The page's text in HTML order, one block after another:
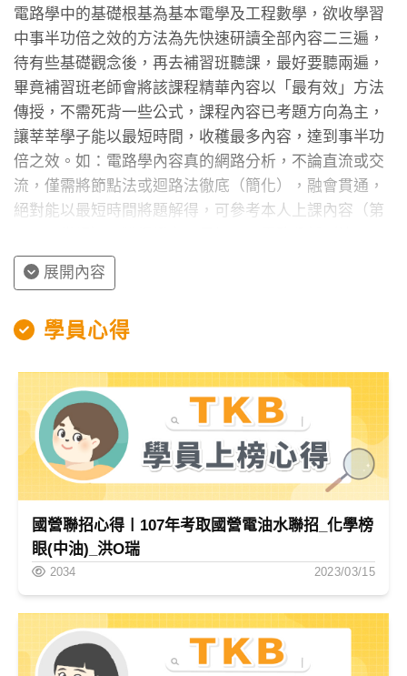
電路學中的基礎根基為基本電學及工程數學，欲收學習
中事半功倍之效的方法為先快速研讀全部內容二三遍，
待有些基礎觀念後，再去補習班聽課，最好要聽兩遍，
畢竟補習班老師會將該課程精華內容以「最有效」方法
傳授，不需死背一些公式，課程內容已考題方向為主，
讓莘莘學子能以最短時間，收穫最多內容，達到事半功
倍之效。如：電路學內容真的網路分析，不論直流或交
流，僅需將節點法或迴路法徹底（簡化），融會貫通，
絕對能以最短時間將題解得，可參考本人上課內容（第
堂課），亦可確實獲得驗證。
近幾年考題趨勢傾向於較正常偏簡單，昔日較深澀的題
目不會出現，故同學僅需將基本標準內容，這些內容補
習班老師會幫同學做精確整理，可用最短準備時間，已
達到考題方向為主之功效。
各考試類別考情分析
若以內容深淺定義考題對應考試類別，則研究所：深；
技師：中；普考：淺，各考題內容範圍幾乎重疊，主要
還是內容深淺之差別。
章節重點
章節 內容 重要度
展開內容
學員心得
國營聯招心得〡107年考取國營電油水聯招_化學榜
眼(中油)_洪O瑞
2034 2023/03/15